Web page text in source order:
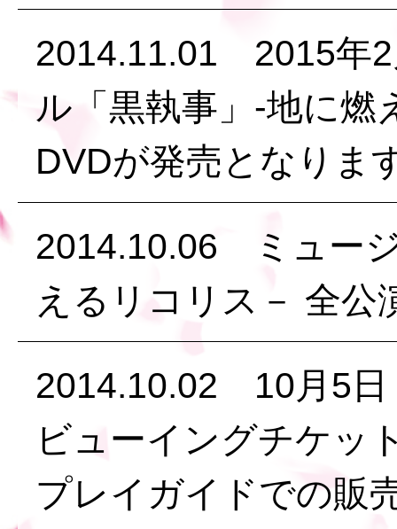
2014.11.01 2015年2
ル「黒執事」-地に燃
DVDが発売となりま
2014.10.06 ミュー
えるリコリス－ 全公
2014.10.02 10月5日
ビューイングチケッ
プレイガイドでの販